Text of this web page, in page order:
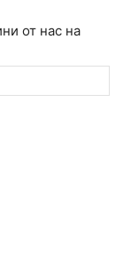
от нас на